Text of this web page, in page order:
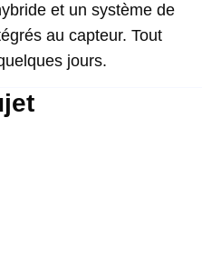
et un système de
au capteur. Tout
jours.